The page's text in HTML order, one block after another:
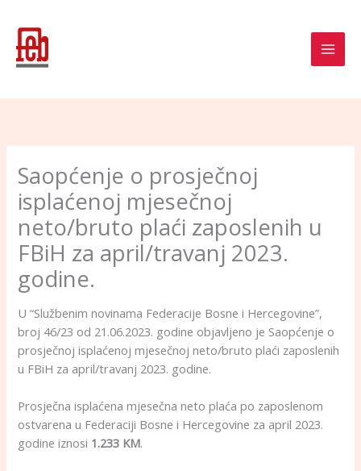
content
Saopćenje o prosječnoj
isplaćenoj mjesečnoj
neto/bruto plaći zaposlenih u
FBiH za april/travanj 2023.
godine.
U “Službenim novinama Federacije Bosne i Hercegovine”,
broj 46/23 od 21.06.2023. godine objavljeno je Saopćenje o
prosječnoj isplaćenoj mjesečnoj neto/bruto plaći zaposlenih
u FBiH za april/travanj 2023. godine.
Prosječna isplaćena mjesečna neto plaća po zaposlenom
ostvarena u Federaciji Bosne i Hercegovine za april 2023.
godine iznosi 1.233 KM.